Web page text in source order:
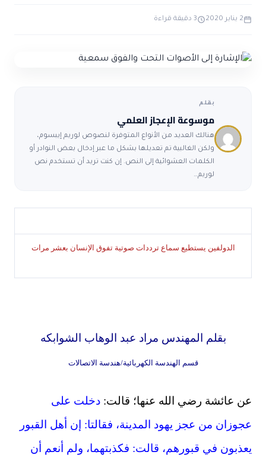
الاعجاز التشريعي في القرآن
حول القراّن
تواصل معنا
2 يناير 2020 3 دقيقة قراءة
بقلم
موسوعة الإعجاز العلمي
هنالك العديد من الأنواع المتوفرة لنصوص لوريم إيبسوم،
ولكن الغالبية تم تعديلها بشكل ما عبر إدخال بعض النوادر أو
الكلمات العشوائية إلى النص. إن كنت تريد أن تستخدم نص
لوريم…
الدولفين يستطيع سماع ترددات صوتية تفوق الإنسان بعشر مرات
بقلم المهندس مراد عبد الوهاب الشوابكه
قسم الهندسة الكهربائية/هندسة الاتصالات
عن عائشة رضي الله عنها؛ قالت: دخلت على
عجوزان من عجز يهود المدينة، فقالتا: إن أهل القبور
يعذبون في قبورهم، قالت: فكذبتهما، ولم أنعم أن